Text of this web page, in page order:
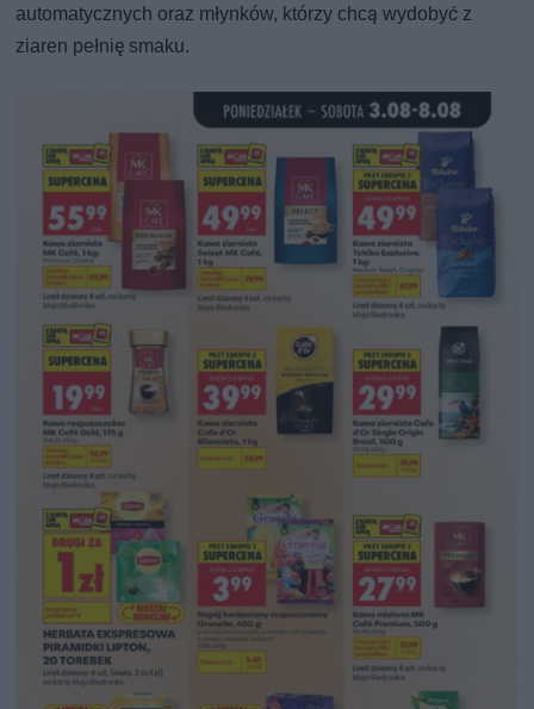
automatycznych oraz młynków, którzy chcą wydobyć z
ziaren pełnię smaku.